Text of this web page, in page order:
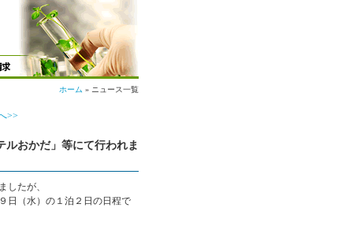
ホーム » ニュース一覧
>>
おかだ」等にて行われま
したが、
日（水）の１泊２日の日程で